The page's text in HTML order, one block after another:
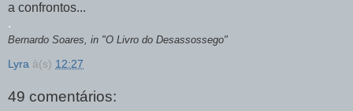
a confrontos...
.
Bernardo Soares, in "O Livro do Desassossego"
Lyra à(s) 12:27
49 comentários: